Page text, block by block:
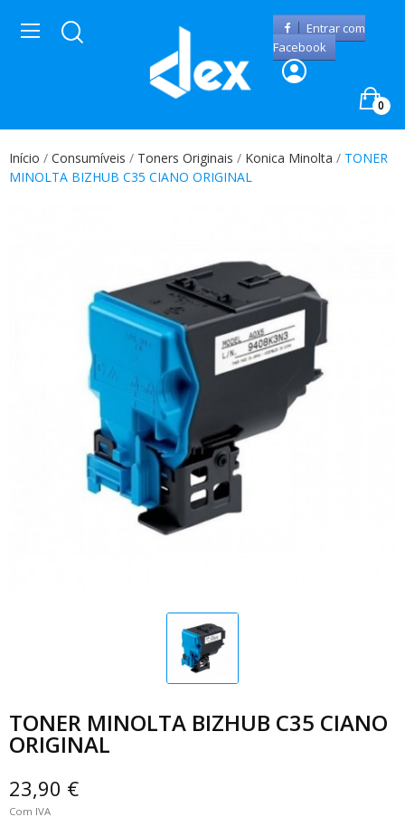
Entrar com
Facebook
0
Início Consumíveis Toners Originais Konica Minolta
TONER
MINOLTA BIZHUB C35 CIANO ORIGINAL
TONER MINOLTA BIZHUB C35 CIANO
ORIGINAL
23,90 €
Com IVA